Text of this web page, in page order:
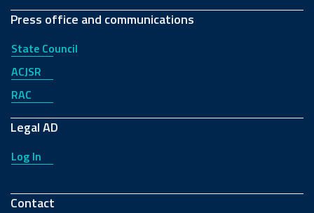
Press office and communications
State Council
ACJSR
RAC
Legal AD
Log In
Contact